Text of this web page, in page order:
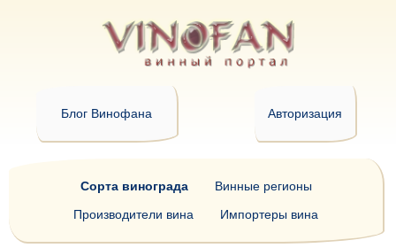
Блог Винофана Авторизация
Сорта винограда
Винные регионы
Производители вина
Импортеры вина